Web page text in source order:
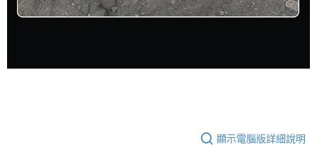
顯示電腦版詳細說明